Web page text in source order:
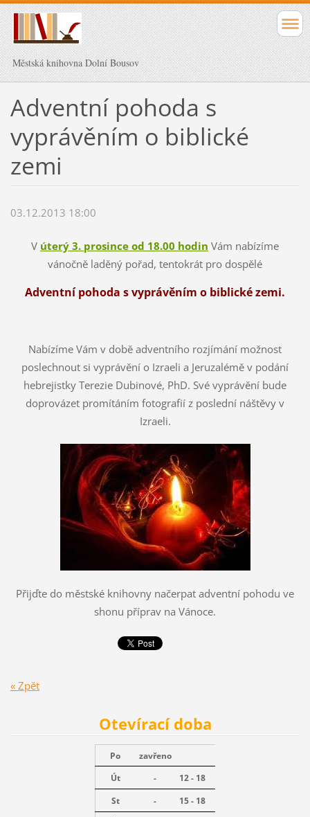
Městská knihovna Dolní Bousov
Adventní pohoda s
vyprávěním o biblické
zemi
03.12.2013 18:00
V úterý 3. prosince od 18.00 hodin Vám nabízíme
vánočně laděný pořad, tentokrát pro dospělé
Adventní pohoda s vyprávěním o biblické zemi.
Nabízíme Vám v době adventního rozjímání možnost
poslechnout si vyprávění o Izraeli a Jeruzalémě v podání
hebrejistky Terezie Dubinové, PhD. Své vyprávění bude
doprovázet promítáním fotografií z poslední náštěvy v
Izraeli.
Přijďte do městské knihovny načerpat adventní pohodu ve
shonu příprav na Vánoce.
« Zpět
Otevírací doba
Po
zavřeno
Út
-
12 - 18
St
-
15 - 18